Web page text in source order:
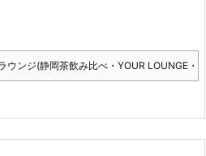
ウンジ(静岡茶飲み比べ・YOUR LOUNGE・